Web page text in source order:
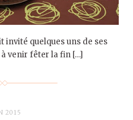
invité quelques uns de ses
venir fêter la fin […]
2015